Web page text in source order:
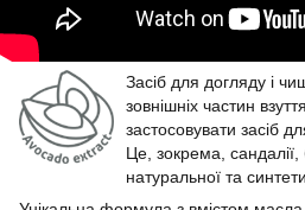
Засіб для догляду і
зовнішніх частин
застосовувати засіб
Це, зокрема, сандалії,
натуральної та